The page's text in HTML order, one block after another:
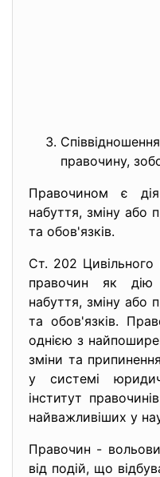
правочину,
Правочином є
набуття, зміну або
та обов'язків.
Ст. 202 Цивільного
правочин як
набуття, зміну або
та обов'язків.
однією з
зміни та
у системі
інститут
найважливіших у
Правочин -
від подій, що